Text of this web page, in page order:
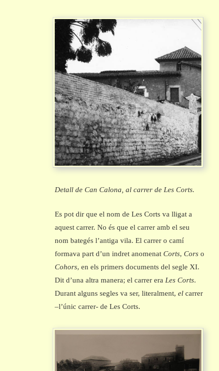
Detall de Can Calona, al carrer de Les Corts.
Es pot dir que el nom de Les Corts va lligat a
aquest carrer. No és que el carrer amb el seu
nom bategés l’antiga vila. El carrer o camí
formava part d’un indret anomenat Corts, Corso
Cohors, en els primers documents del segle XI.
Dit d’una altra manera; el carrer era Les Corts.
Durant alguns segles va ser, literalment, elcarrer
–l’únic carrer- de Les Corts.